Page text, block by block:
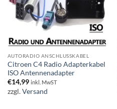
AUTORADIO ANSCHLUSSKABEL
Citroen C4 Radio Adapterkabel
ISO Antennenadapter
€14,99 inkl. MwST
zzgl.Versand